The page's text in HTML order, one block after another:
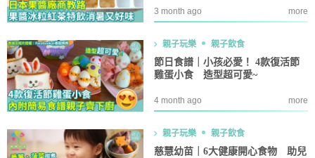
3 month ago more
親子玩樂 親子飲食
節日食譜｜小孩必愛！ 4款復活節
雞蛋小食 造型超可愛~
4 month ago more
親子玩樂 親子飲食
慈慧幼苗｜6大健康開心食物 助兒